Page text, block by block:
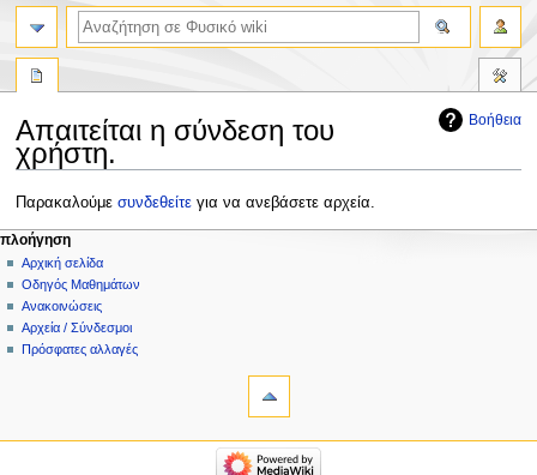
Βοήθεια
Απαιτείται η σύνδεση του
χρήστη.
Πήδηση
πλοήγηση
Πήδηση
αναζήτηση
Παρακαλούμε συνδεθείτεγια να ανεβάσετε αρχεία.
πλοήγηση
Αρχική σελίδα
Οδηγός Μαθημάτων
Ανακοινώσεις
Αρχεία / Σύνδεσμοι
Πρόσφατες αλλαγές